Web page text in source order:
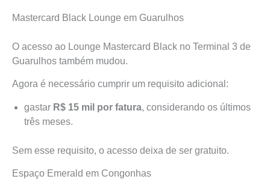
Mastercard Black Lounge em Guarulhos
O acesso ao Lounge Mastercard Black no Terminal 3 de
Guarulhos também mudou.
Agora é necessário cumprir um requisito adicional:
gastar R$ 15 mil por fatura, considerando os últimos
três meses.
Sem esse requisito, o acesso deixa de ser gratuito.
Espaço Emerald em Congonhas